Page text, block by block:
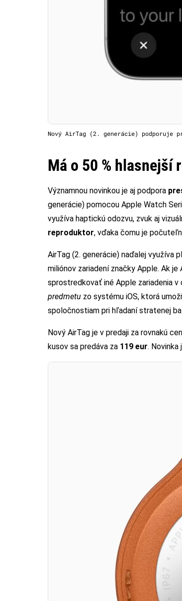
Nový AirTag (2. generácie) podporuje
Má o 50 % hlasnejší
Významnou novinkou je aj podpora
generácie) pomocou Apple Watch
využíva haptickú odozvu, zvuk aj
reproduktor, vďaka čomu je
AirTag (2. generácie) naďalej využíva
miliónov zariadení značky Apple. Ak je
sprostredkovať iné Apple zariadenia
predmetu zo systému iOS, ktorá
spoločnostiam pri hľadaní stratenej
Nový AirTag je v predaji za rovnakú
kusov sa predáva za 119 eur. Novinka